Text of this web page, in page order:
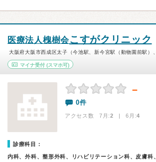
医療法人槐樹会こすがクリニック
大阪府大阪市西成区太子（今池駅、新今宮駅（動物園前駅）
マイナ受付 (スマホ可)
－
0件
アクセス数 7月:2 | 6月:4
診療科目：
内科、外科、整形外科、リハビリテーション科、皮膚科